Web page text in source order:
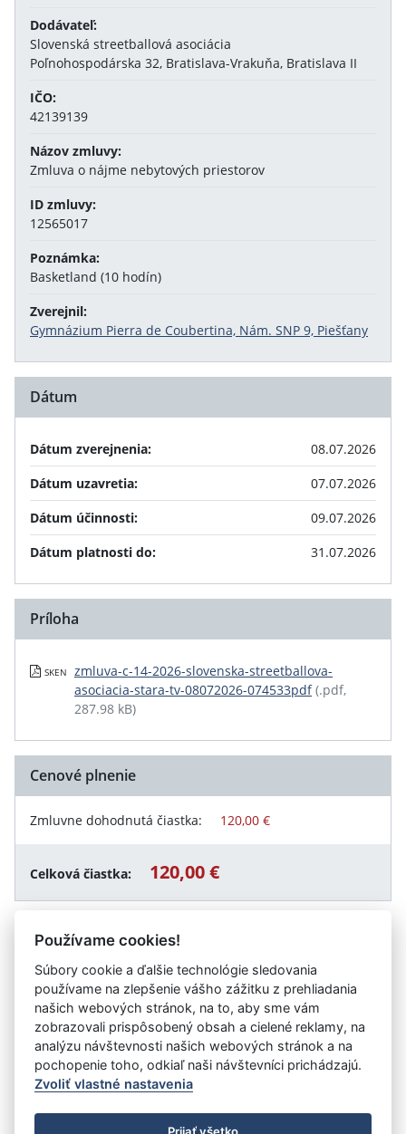
Dodávateľ:
Slovenská streetballová asociácia
Poľnohospodárska 32, Bratislava-Vrakuňa, Bratislava II
IČO:
42139139
Názov zmluvy:
Zmluva o nájme nebytových priestorov
ID zmluvy:
12565017
Poznámka:
Basketland (10 hodín)
Zverejnil:
Gymnázium Pierra de Coubertina, Nám. SNP 9, Piešťany
Dátum
Dátum zverejnenia:
08.07.2026
Dátum uzavretia:
07.07.2026
Dátum účinnosti:
09.07.2026
Dátum platnosti do:
31.07.2026
Príloha
SKEN
zmluva-c-14-2026-slovenska-streetballova-
asociacia-stara-tv-08072026-074533pdf (.pdf,
287.98 kB)
Cenové plnenie
Zmluvne dohodnutá čiastka: 120,00 €
Celková čiastka: 120,00 €
Vystavil:Gymnázium Pierra de Coubertina, Nám. SNP 9,
Piešťany
Úrad vlády SR
- Všetky práva vyhradené
Používame cookies!
Súbory cookie a ďalšie technológie sledovania
používame na zlepšenie vášho zážitku z prehliadania
našich webových stránok, na to, aby sme vám
zobrazovali prispôsobený obsah a cielené reklamy, na
analýzu návštevnosti našich webových stránok a na
pochopenie toho, odkiaľ naši návštevníci prichádzajú.
Zvoliť vlastné nastavenia